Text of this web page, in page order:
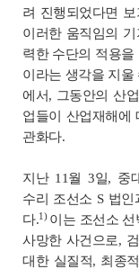
려 진행되었다면
이러한 움직임의 기
력한 수단의 적용
이라는 생각을 지울
에서, 그동안의 산
업들이 산업재해에
관화다.
지난 11월 3일, 중
수리 조선소 S 법
다.​1) 이는 조선소
사망한 사건으로,
대한 실질적, 최종